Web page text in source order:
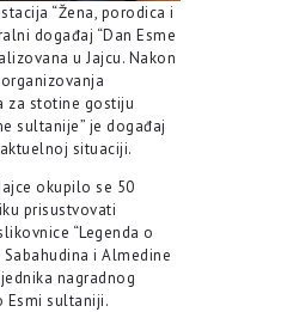
“Žena, porodica i
događaj “Dan Esme
u Jajcu. Nakon
za stotine gostiju
sultanije” je događaj
situaciji.
okupilo se 50
prisustvovati
“Legenda o
i Almedine
nagradnog
Esmi sultaniji.